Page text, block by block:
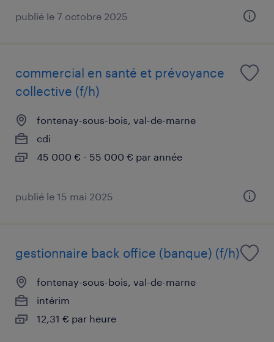
publié le 7 octobre 2025
commercial en santé et prévoyance
collective (f/h)
fontenay-sous-bois, val-de-marne
cdi
45 000 € - 55 000 € par année
publié le 15 mai 2025
gestionnaire back office (banque) (f/h)
fontenay-sous-bois, val-de-marne
intérim
12,31 € par heure